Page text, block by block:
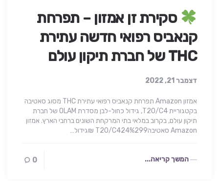
סקירת זן אמזון – תפרחת
קנאביס רפואי חדשה עתירת
THC של חברת תיקון עולם
דצמבר 21, 2022
אמזון Amazon תפרחת קנאביס רפואי עתירת THC מסוג סאטיבה
בקטגוריית T20/C4, גידול כחול-לבן מסדרת OLAM של חברת
תיקון עולם, בקרוב במלאי בתי המרקחת השונים ברחבי הארץ. אמזון
Amazon סאטיבהT20/C424%299 ₪גידול…
המשך קריאה... 0